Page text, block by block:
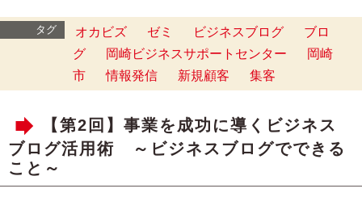
タグ オカビズ ゼミ ビジネスブログ
ブロ
グ
岡崎ビジネスサポートセンター
岡崎
市
情報発信 新規顧客 集客
【第2回】事業を成功に導くビジネス
ブログ活用術 ～ビジネスブログでできる
こと～